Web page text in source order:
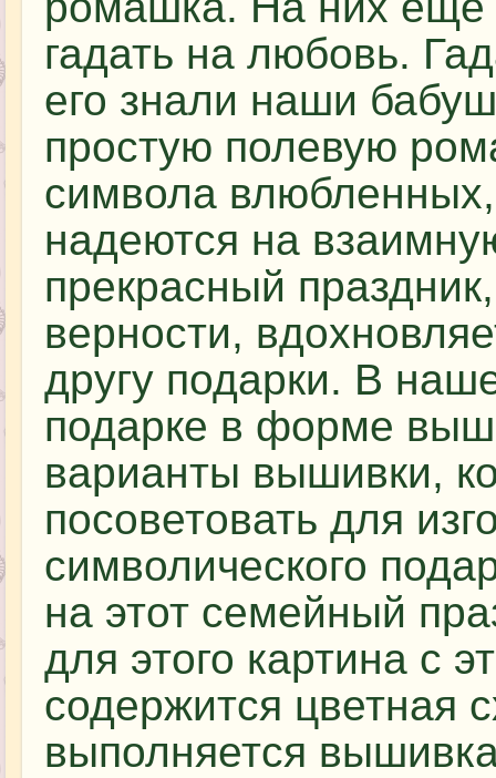
гадать на любовь.
его знали наши
простую полевую
символа
надеются на
прекрасный
верности,
другу подарки. В
подарке в форме
варианты вышивки,
посоветовать для
символического
на этот семейный
для этого картина с
содержится цветная
выполняется